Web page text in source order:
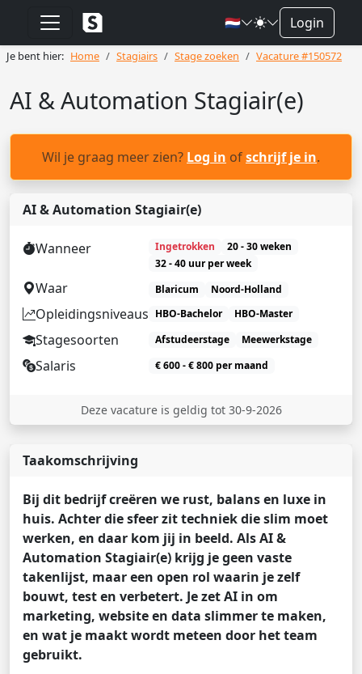
🇳🇱 Login
Je bent hier: Home Stagiairs Stage zoeken Vacature #150572
AI & Automation Stagiair(e)
Wil je graag meer zien? Log in ofschrijf je in.
AI & Automation Stagiair(e)
Wanneer Ingetrokken
20 - 30 weken
32 - 40 uur per week
Waar Blaricum Noord-Holland
Opleidingsniveaus HBO-Bachelor HBO-Master
Stagesoorten Afstudeerstage Meewerkstage
Salaris € 600 - € 800 per maand
Deze vacature is geldig tot 30-9-2026
Taakomschrijving
Bij dit bedrijf creëren we rust, balans en luxe in
huis. Achter die sfeer zit techniek die slim moet
werken, en daar kom jij in beeld. Als AI &
Automation Stagiair(e) krijg je geen vaste
takenlijst, maar een open rol waarin je zelf
bouwt, test en verbetert. Je zet AI in om
marketing, website en data slimmer te maken,
en wat je maakt wordt meteen door het team
gebruikt.